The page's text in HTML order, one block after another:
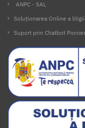
ANPC - SAL
Soluționarea Online a
Suport prin Chatbot